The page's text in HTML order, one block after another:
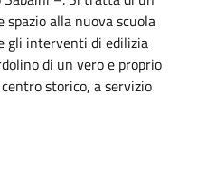
spazio alla nuova scuola
gli interventi di edilizia
di un vero e proprio
storico, a servizio